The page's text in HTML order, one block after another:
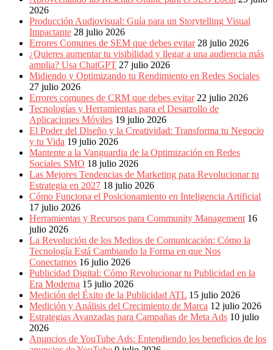
Tecnología,
Noticias,
Artículos,
Gente,
Contenidos
Calidad,
Eventos
Marketing,
Mercadotecnia,
Eventos
Publicitarios,
Colecciónes,
Marcas,
Insigns,
Radio,
Creatividad,
SEM,
Press,
RRPP,
Comerciales,
Periodismo,
Revistas,
Magazines
BTL,
2026
Producción Audiovisual: Guía para un Storytelling Visual
Impactante 28 julio 2026
Errores Comunes de SEM que debes evitar 28 julio 2026
¿Quieres aumentar tu visibilidad y llegar a una audiencia más
amplia? Usa ChatGPT 27 julio 2026
Midiendo y Optimizando tu Rendimiento en Redes Sociales
27 julio 2026
Errores comunes de CRM que debes evitar 22 julio 2026
Tecnologías y Herramientas para el Desarrollo de
Aplicaciones Móviles 19 julio 2026
El Poder del Diseño y la Creatividad: Transforma tu Negocio
y tu Vida 19 julio 2026
Mantente a la Vanguardia de la Optimización en Redes
Sociales SMO 18 julio 2026
Las Mejores Tendencias de Marketing para Revolucionar tu
Estrategia en 2027 18 julio 2026
Cómo Funciona el Posicionamiento en Inteligencia Artificial
17 julio 2026
Herramientas y Recursos para Community Management 16
julio 2026
La Revolución de los Medios de Comunicación: Cómo la
Tecnología Está Cambiando la Forma en que Nos
Conectamos 16 julio 2026
Publicidad Digital: Cómo Revolucionar tu Publicidad en la
Era Moderna 15 julio 2026
Medición del Éxito de la Publicidad ATL 15 julio 2026
Medición y Análisis del Crecimiento de Marca 12 julio 2026
Estrategias Avanzadas para Campañas de Meta Ads 10 julio
2026
Anuncios de YouTube Ads: Entendiendo los beneficios de los